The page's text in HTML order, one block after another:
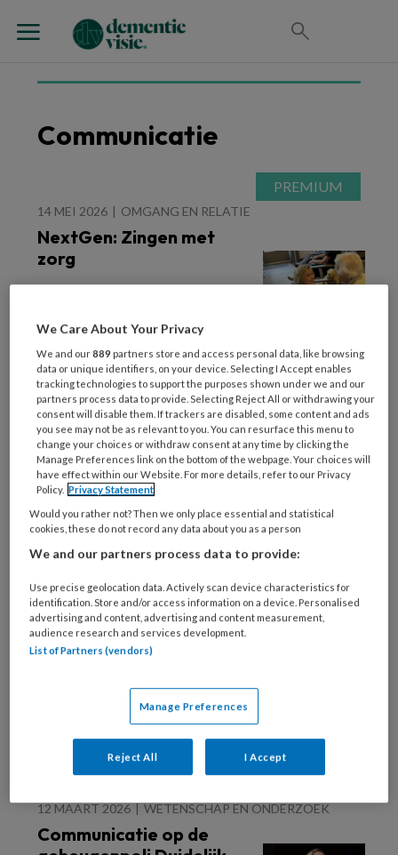
Communicatie
14 MEI 2026 OMGANG EN RELATIE
NextGen: Zingen met
zorg
4 MEI 2026 OPLEIDING EN VORMING
Hoe blijf je in contact
wanneer communicatie
bij dementie minder
vanzelfsprekend wordt?
7 APRIL 2026 OMGANG EN RELATIE
Met de methode
Demenzien zorg je
betekenisvolle dag
12 MAART 2026 WETENSCHAP EN ONDERZOEK
Communicatie op de
We Care About Your Privacy
We and our889 partners store and access personal data, like browsing
data or unique identifiers, on your device. Selecting I Accept enables
tracking technologies to support the purposes shown under we and our
partners process data to provide. Selecting Reject All or withdrawing your
consent will disable them. If trackers are disabled, some content and ads
you see may not be as relevant to you. You can resurface this menu to
change your choices or withdraw consent at any time by clicking the
Manage Preferences link on the bottom of the webpage. Your choices will
have effect within our Website. For more details, refer to our Privacy
Policy. Privacy Statement
Would you rather not? Then we only place essential and statistical
cookies, these do not record any data about you as a person
We and our partners process data to provide:
Use precise geolocation data. Actively scan device characteristics for
identification. Store and/or access information on a device. Personalised
advertising and content, advertising and content measurement,
audience research and services development.
List of Partners (vendors)
Manage Preferences
Reject All I Accept